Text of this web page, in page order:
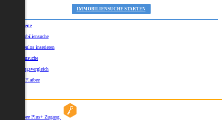
IMMOBILIENSUCHE STARTEN
Startseite
Immobiliensuche
Kostenlos inserieren
Kartensuche
Umzugsvergleich
Über Flatbee
Flatbee Plus+ Zugang